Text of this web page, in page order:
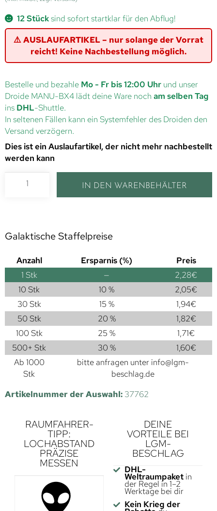
12 Stücksind sofort startklar für den Abflug!
⚠️ AUSLAUFARTIKEL – nur solange der Vorrat
reicht! Keine Nachbestellung möglich.
Bestelle und bezahle Mo - Fr bis 12:00 Uhr und unser
Droide MANU-BX4 lädt deine Ware noch am selben Tag
ins DHL-Shuttle.
In seltenen Fällen kann ein Systemfehler des Droiden den
Versand verzögern.
Dies ist ein Auslaufartikel, der nicht mehr nachbestellt
werden kann
IN DEN WARENBEHÄLTER
Galaktische Staffelpreise
Anzahl Ersparnis (%)
Preis
1 Stk — 2,28€
10 Stk
10 % 2,05€
30 Stk
15 % 1,94€
50 Stk
20 % 1,82€
100 Stk
25 % 1,71€
500+ Stk
30 % 1,60€
Ab 1000
Stk
bitte anfragen unter info@lgm-
beschlag.de
Artikelnummer der Auswahl: 37762
RAUMFAHRER-
TIPP:
LOCHABSTAND
PRÄZISE
MESSEN
DEINE
VORTEILE BEI
LGM-
BESCHLAG
DHL-
Weltraumpaketin
der Regel in 1–2
Werktage bei dir
Kein Krieg der